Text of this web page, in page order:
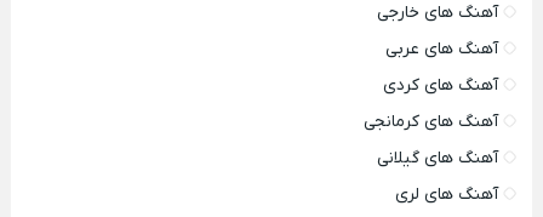
آهنگ های خارجی
آهنگ های عربی
آهنگ های کردی
آهنگ های کرمانجی
آهنگ های گیلانی
آهنگ های لری